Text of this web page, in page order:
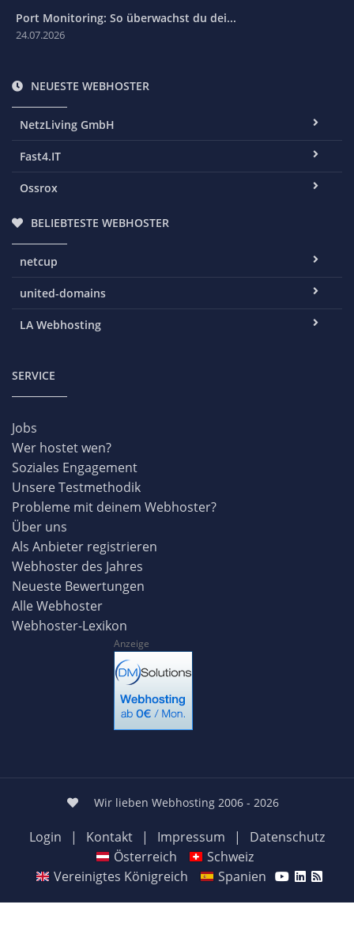
Port Monitoring: So überwachst du dei...
24.07.2026
NEUESTE WEBHOSTER
NetzLiving GmbH
Fast4.IT
Ossrox
BELIEBTESTE WEBHOSTER
netcup
united-domains
LA Webhosting
SERVICE
Jobs
Wer hostet wen?
Soziales Engagement
Unsere Testmethodik
Probleme mit deinem Webhoster?
Über uns
Als Anbieter registrieren
Webhoster des Jahres
Neueste Bewertungen
Alle Webhoster
Webhoster-Lexikon
Anzeige
Wir lieben Webhosting 2006 - 2026
Login | Kontakt | Impressum |
Datenschutz
Österreich
Schweiz
Vereinigtes Königreich
Spanien